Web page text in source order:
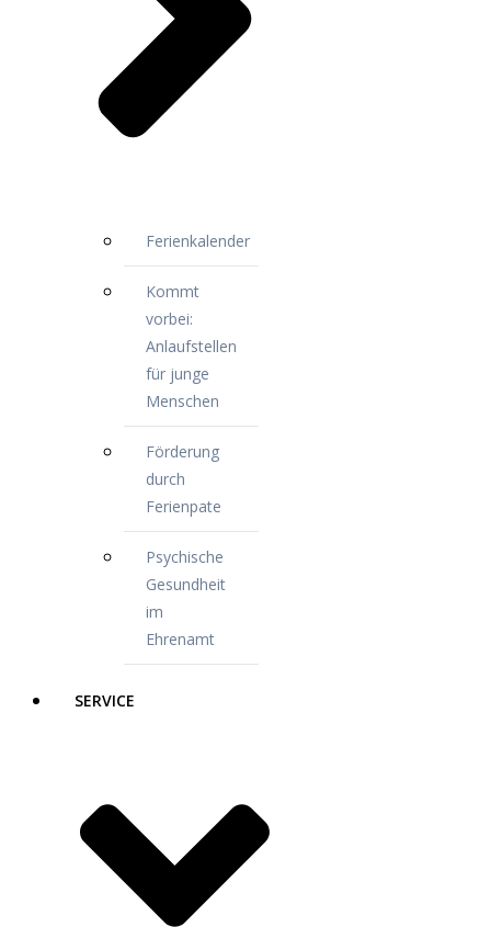
Ferienkalender
Kommt
vorbei:
Anlaufstellen
für junge
Menschen
Förderung
durch
Ferienpate
Psychische
Gesundheit
im
Ehrenamt
SERVICE